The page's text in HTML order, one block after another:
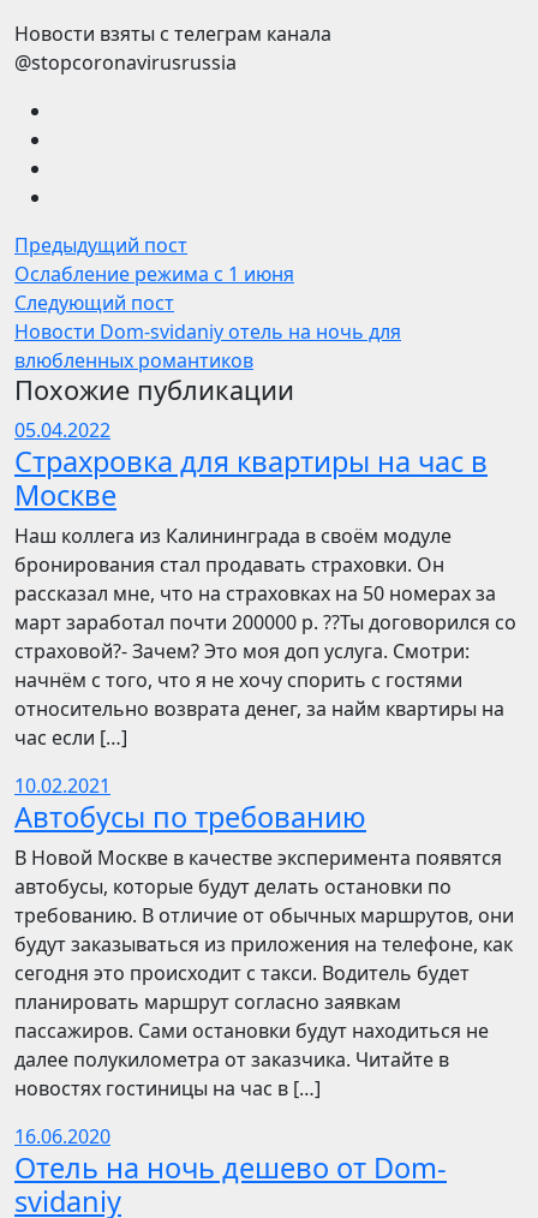
Новости взяты с телеграм канала
@stopcoronavirusrussia
Предыдущий пост
Ослабление режима с 1 июня
Следующий пост
Новости Dom-svidaniy отель на ночь для
влюбленных романтиков
Похожие публикации
05.04.2022
Страхровка для квартиры на час в
Москве
Наш коллега из Калининграда в своём модуле
бронирования стал продавать страховки. Он
рассказал мне, что на страховках на 50 номерах за
март заработал почти 200000 р. ??Ты договорился со
страховой?- Зачем? Это моя доп услуга. Смотри:
начнём с того, что я не хочу спорить с гостями
относительно возврата денег, за найм квартиры на
час если […]
10.02.2021
Автобусы по требованию
В Новой Москве в качестве эксперимента появятся
автобусы, которые будут делать остановки по
требованию. В отличие от обычных маршрутов, они
будут заказываться из приложения на телефоне, как
сегодня это происходит с такси. Водитель будет
планировать маршрут согласно заявкам
пассажиров. Сами остановки будут находиться не
далее полукилометра от заказчика. Читайте в
новостях гостиницы на час в […]
16.06.2020
Отель на ночь дешево от Dom-
svidaniy